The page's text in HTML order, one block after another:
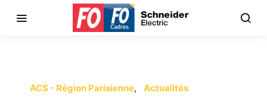
ACS - Région Parisienne Actualités